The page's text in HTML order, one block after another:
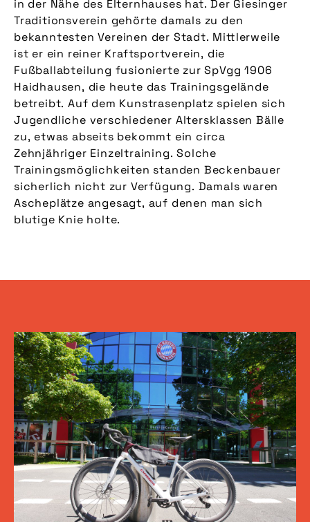
in der Nähe des Elternhauses hat. Der Giesinger
Traditionsverein gehörte damals zu den
bekanntesten Vereinen der Stadt. Mittlerweile
ist er ein reiner Kraftsportverein, die
Fußballabteilung fusionierte zur SpVgg 1906
Haidhausen, die heute das Trainingsgelände
betreibt. Auf dem Kunstrasenplatz spielen sich
Jugendliche verschiedener Altersklassen Bälle
zu, etwas abseits bekommt ein circa
Zehnjähriger Einzeltraining. Solche
Trainingsmöglichkeiten standen Beckenbauer
sicherlich nicht zur Verfügung. Damals waren
Ascheplätze angesagt, auf denen man sich
blutige Knie holte.